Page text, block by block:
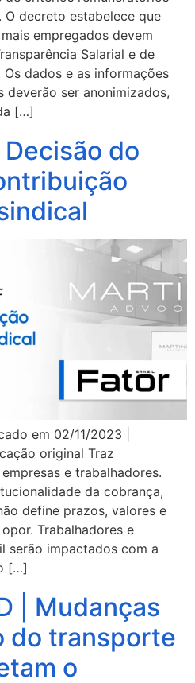
O decreto estabelece que
empregados devem
Salarial e de
dados e as informações
deverão ser anonimizados,
[…]
do
em 02/11/2023 |
original Traz
e trabalhadores.
da cobrança,
define prazos, valores e
Trabalhadores e
serão impactados com a
[…]
| Mudanças
do transporte
o